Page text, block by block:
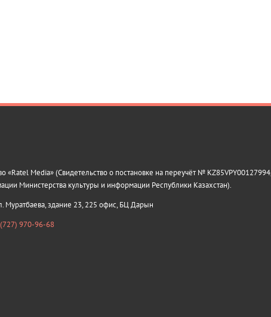
Media» (Свидетельство о постановке на переучёт №
Министерства культуры и информации Республики Казахстан).
Муратбаева, здание 23, 225 офис, БЦ Дарын
970-96-68